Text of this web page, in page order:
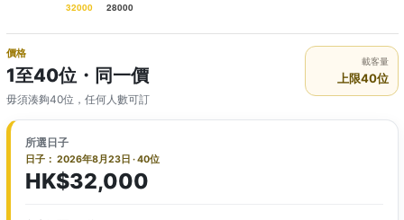
32000 28000
價格
1至40位・同一價
毋須湊夠40位，任何人數可訂
載客量
上限40位
所選日子
日子： 2026年8月23日 · 40位
HK$32,000